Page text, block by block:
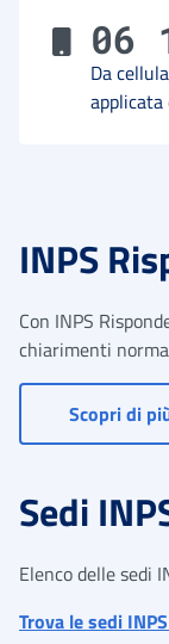
06
Da
INPS
Con INPS
chiarimenti
Scopri di
Sedi
Elenco delle sedi
Trova le sedi